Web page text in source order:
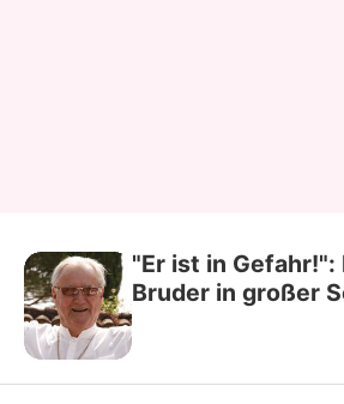
"Er ist in
Bruder in großer